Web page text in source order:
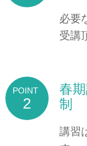
必要
受講
2
春
制
講習